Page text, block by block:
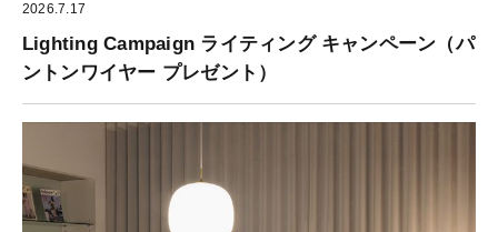
2026.7.17
Lighting Campaign ライティング キャンペーン（パ
ントンワイヤー プレゼント）